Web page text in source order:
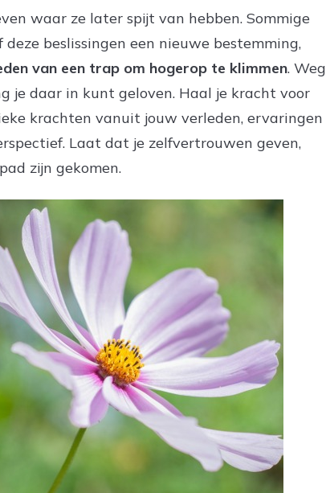
waar ze later spijt van hebben. Sommige
beslissingen een nieuwe bestemming,
van een trap om hogerop te klimmen. Weg
je daar in kunt geloven. Haal je kracht voor
krachten vanuit jouw verleden, ervaringen
Laat dat je zelfvertrouwen geven,
zijn gekomen.